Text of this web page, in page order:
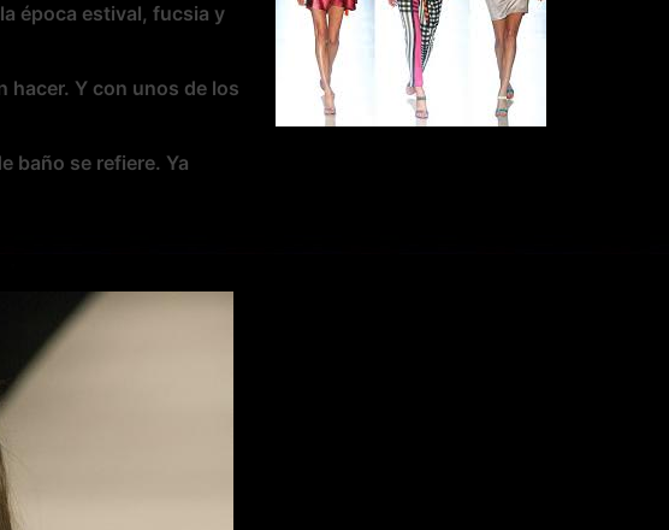
época estival, fucsia y
hacer. Y con unos de los
baño se refiere. Ya